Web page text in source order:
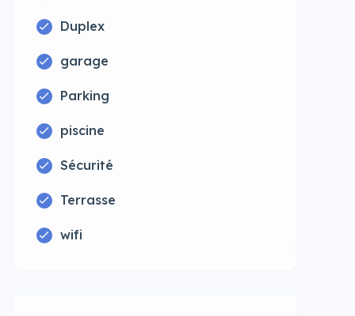
Duplex
garage
Parking
piscine
Sécurité
Terrasse
wifi